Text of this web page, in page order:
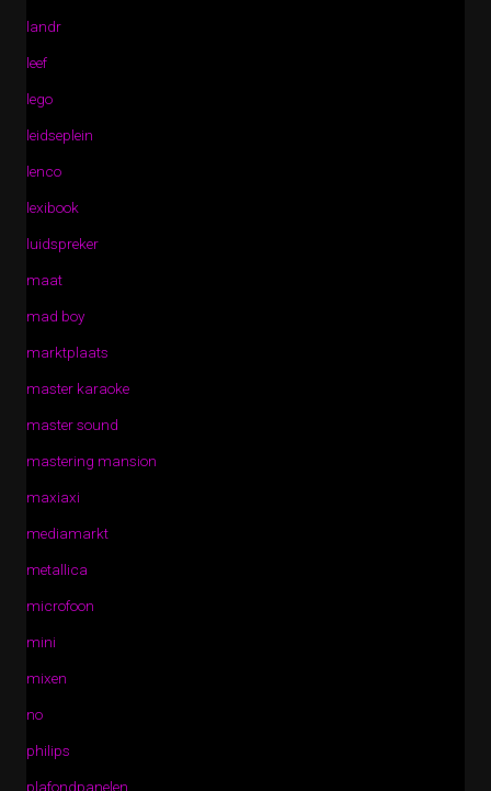
landr
leef
lego
leidseplein
lenco
lexibook
luidspreker
maat
mad boy
marktplaats
master karaoke
master sound
mastering mansion
maxiaxi
mediamarkt
metallica
microfoon
mini
mixen
no
philips
plafondpanelen